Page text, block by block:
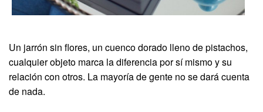
Un jarrón sin flores, un cuenco dorado lleno de pistachos,
cualquier objeto marca la diferencia por sí mismo y su
relación con otros. La mayoría de gente no se dará cuenta
de nada.